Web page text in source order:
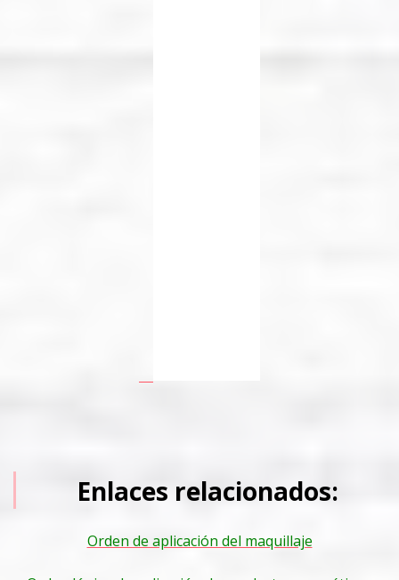
Enlaces relacionados:
Orden de aplicación del maquillaje